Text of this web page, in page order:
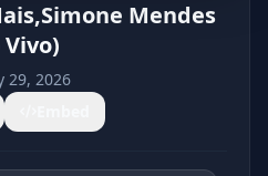
Mendes
Vivo)
29, 2026